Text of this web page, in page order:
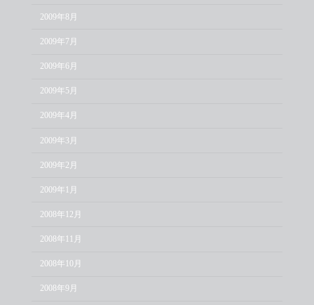
2009年8月
2009年7月
2009年6月
2009年5月
2009年4月
2009年3月
2009年2月
2009年1月
2008年12月
2008年11月
2008年10月
2008年9月